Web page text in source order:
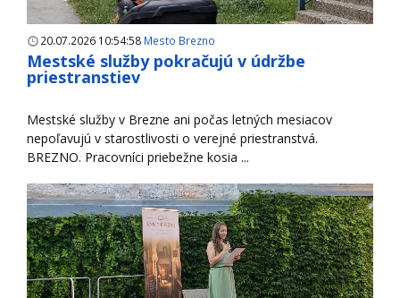
20.07.2026 10:54:58 Mesto Brezno
Mestské služby pokračujú v údržbe
priestranstiev
Mestské služby v Brezne ani počas letných mesiacov
nepoľavujú v starostlivosti o verejné priestranstvá.
BREZNO. Pracovníci priebežne kosia ...